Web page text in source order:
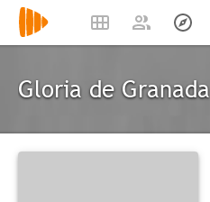
Gloria de Granada